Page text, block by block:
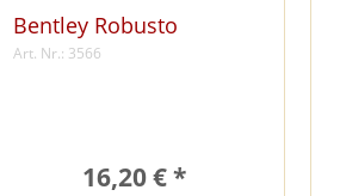
Bentley Robusto
Art. Nr.: 3566
16,20 € *